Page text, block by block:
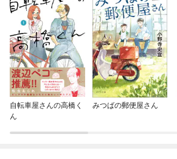
自転車屋さんの高橋く
ん
みつばの郵便屋さん